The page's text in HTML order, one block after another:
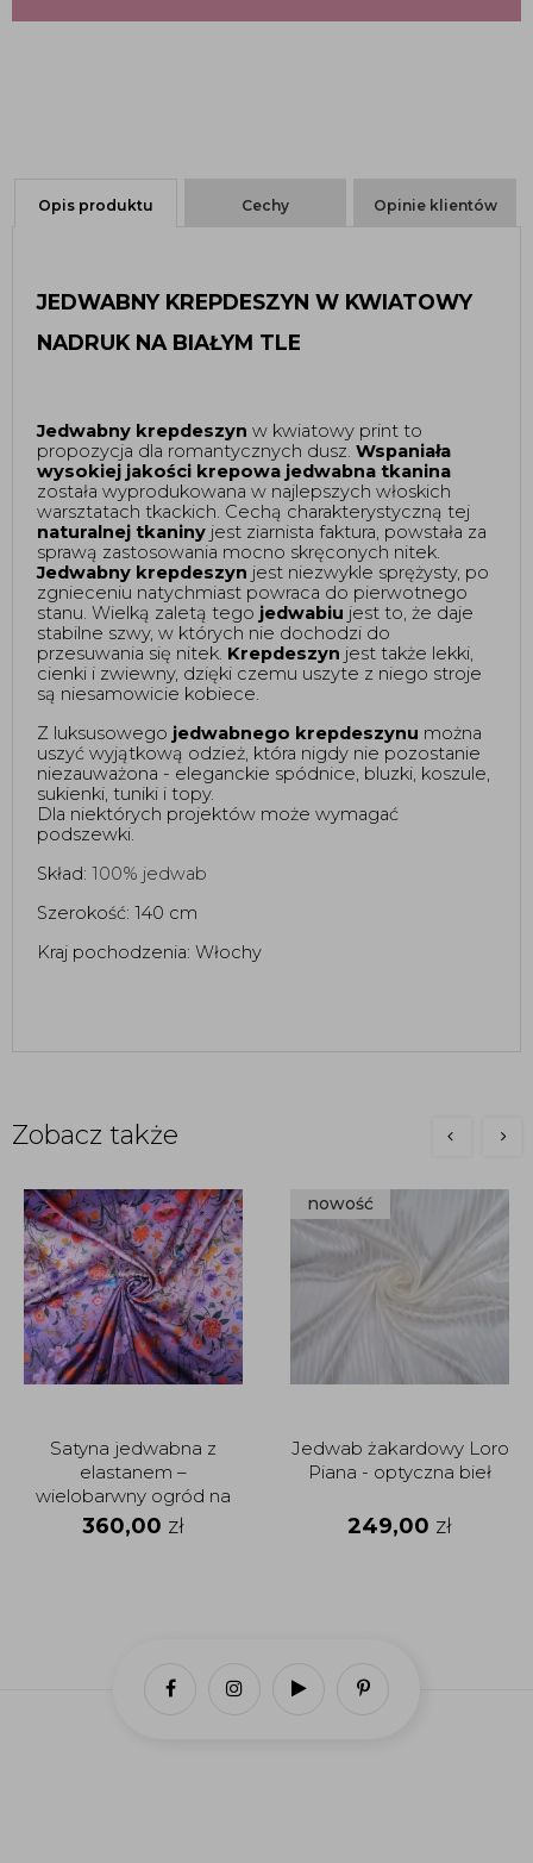
Opis produktu Cechy Opinie klientów
JEDWABNY KREPDESZYN W KWIATOWY
NADRUK NA BIAŁYM TLE
Jedwabny krepdeszyn w kwiatowy print to
propozycja dla romantycznych dusz. Wspaniała
wysokiej jakości krepowa jedwabna tkanina
została wyprodukowana w najlepszych włoskich
naturalnej tkaniny jest ziarnista faktura, powstała za
Jedwabny krepdeszyn jest niezwykle sprężysty, po
zgnieceniu natychmiast powraca do pierwotnego
stanu. Wielką zaletą tego jedwabiu jest to, że daje
stabilne szwy, w których nie dochodzi do
przesuwania się nitek. Krepdeszyn jest także lekki,
cienki i zwiewny, dzięki czemu uszyte z niego stroje
są niesamowicie kobiece.
Z luksusowego jedwabnego krepdeszynu można
uszyć wyjątkową odzież, która nigdy nie pozostanie
niezauważona - eleganckie spódnice, bluzki, koszule,
sukienki, tuniki i topy.
Dla niektórych projektów może wymagać
podszewki.
Skład: 100% jedwab
Szerokość: 140 cm
Kraj pochodzenia: Włochy
Zobacz także
Satyna jedwabna z
elastanem –
wielobarwny ogród na
fiołkowym tle
360,00 zł
nowość
Jedwab żakardowy Loro
Piana - optyczna bieł
249,00 zł